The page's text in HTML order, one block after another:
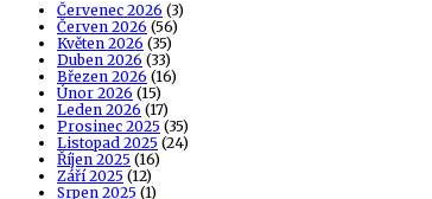
Červenec 2026 (3)
Červen 2026 (56)
Květen 2026 (35)
Duben 2026 (33)
Březen 2026 (16)
Únor 2026 (15)
Leden 2026 (17)
Prosinec 2025 (35)
Listopad 2025 (24)
Říjen 2025 (16)
Září 2025 (12)
Srpen 2025 (1)